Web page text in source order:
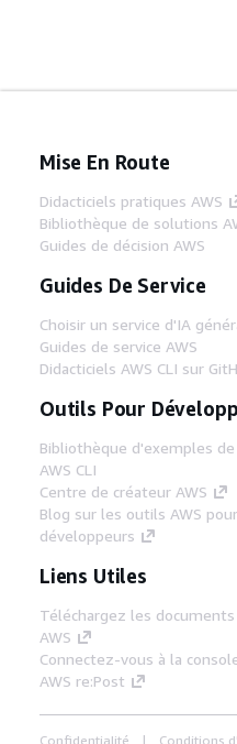
Mise En Route
Didacticiels pratiques AWS
Bibliothèque de solutions
Guides de décision AWS
Guides De Service
Choisir un service d'IA
Guides de service AWS
Didacticiels AWS CLI sur
Outils Pour
Bibliothèque d'exemples de
AWS CLI
Centre de créateur AWS
Blog sur les outils AWS
développeurs
Liens Utiles
Téléchargez les documents
AWS
Connectez-vous à la
AWS re:Post
Confidentialité
Conditions